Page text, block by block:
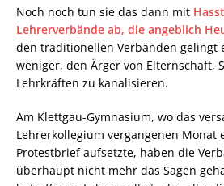
Noch noch tun sie das dann mit
Lehrerverbände ab, die angeblich
den traditionellen Verbänden gelingt
weniger, den Ärger von Elternschaft,
Lehrkräften zu kanalisieren.
Am Klettgau-Gymnasium, wo das
Lehrerkollegium vergangenen Monat
Protestbrief aufsetzte, haben die
überhaupt nicht mehr das Sagen